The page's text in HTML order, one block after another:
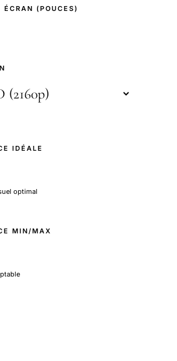
ÉCRAN (POUCES)
IDÉALE
optimal
MIN/MAX